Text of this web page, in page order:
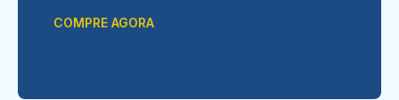
COMPRE AGORA